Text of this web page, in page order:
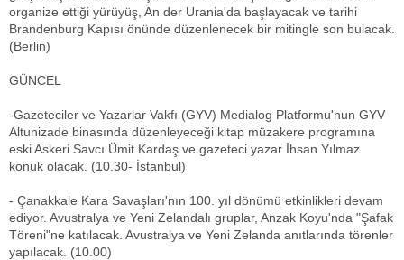
organize ettiği yürüyüş, An der Urania'da başlayacak ve tarihi
Brandenburg Kapısı önünde düzenlenecek bir mitingle son bulacak.
(Berlin)
GÜNCEL
-Gazeteciler ve Yazarlar Vakfı (GYV) Medialog Platformu'nun GYV
Altunizade binasında düzenleyeceği kitap müzakere programına
eski Askeri Savcı Ümit Kardaş ve gazeteci yazar İhsan Yılmaz
konuk olacak. (10.30- İstanbul)
- Çanakkale Kara Savaşları'nın 100. yıl dönümü etkinlikleri devam
ediyor. Avustralya ve Yeni Zelandalı gruplar, Anzak Koyu'nda "Şafak
Töreni"ne katılacak. Avustralya ve Yeni Zelanda anıtlarında törenler
yapılacak. (10.00)